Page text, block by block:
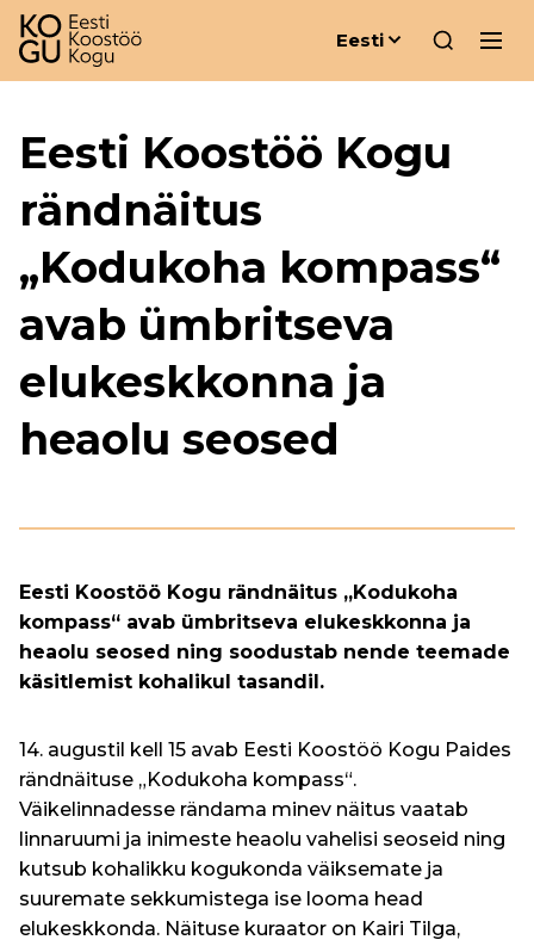
Eesti
Eesti Koostöö Kogu
rändnäitus
„Kodukoha kompass“
avab ümbritseva
elukeskkonna ja
heaolu seosed
Eesti Koostöö Kogu rändnäitus „Kodukoha
kompass“ avab ümbritseva elukeskkonna ja
heaolu seosed ning soodustab nende teemade
käsitlemist kohalikul tasandil.
14. augustil kell 15 avab Eesti Koostöö Kogu Paides
rändnäituse „Kodukoha kompass“.
Väikelinnadesse rändama minev näitus vaatab
linnaruumi ja inimeste heaolu vahelisi seoseid ning
kutsub kohalikku kogukonda väiksemate ja
suuremate sekkumistega ise looma head
elukeskkonda. Näituse kuraator on Kairi Tilga,